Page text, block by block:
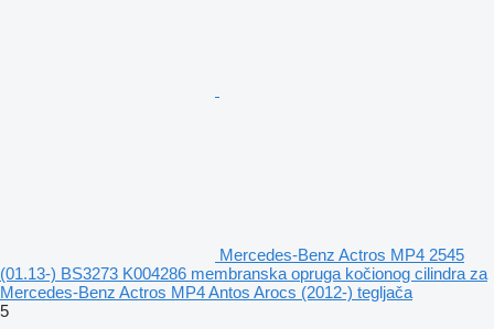
Mercedes-Benz Actros MP4 2545
(01.13-) BS3273 K004286 membranska opruga kočionog cilindra za
Mercedes-Benz Actros MP4 Antos Arocs (2012-) tegljača
5